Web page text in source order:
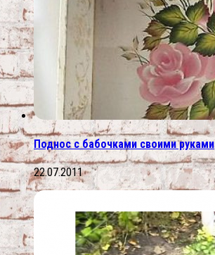
Поднос с бабочками своими руками
22.07.2011